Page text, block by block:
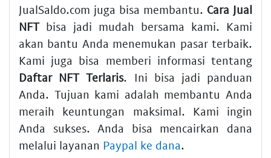
JualSaldo.com juga bisa membantu. Cara Jual
NFTbisa jadi mudah bersama kami. Kami
akan bantu Anda menemukan pasar terbaik.
Kami juga bisa memberi informasi tentang
Daftar NFT Terlaris. Ini bisa jadi panduan
Anda. Tujuan kami adalah membantu Anda
meraih keuntungan maksimal. Kami ingin
Anda sukses. Anda bisa mencairkan dana
melalui layanan Paypal ke dana.